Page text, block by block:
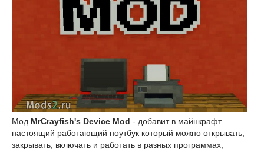
Мод MrCrayfish's Device Mod - добавит в майнкрафт
настоящий работающий ноутбук который можно открывать,
закрывать, включать и работать в разных программах,